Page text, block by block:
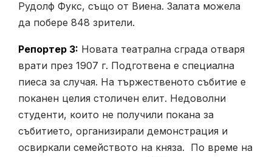
Рудолф Фукс, също от Виена. Залата можела
да побере 848 зрители.
Репортер 3: Новата театрална сграда отваря
врати през 1907 г. Подготвена е специална
пиеса за случая. На тържественото събитие е
поканен целия столичен елит. Недоволни
студенти, които не получили покана за
събитието, организирали демонстрация и
освиркали семейството на княза. По време на